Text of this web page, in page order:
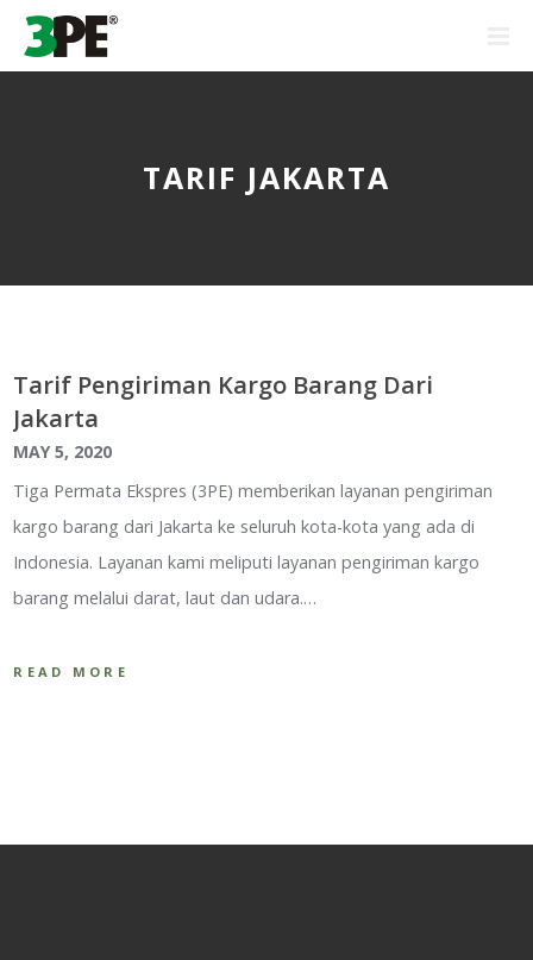
TARIF JAKARTA
Tarif Pengiriman Kargo Barang Dari
Jakarta
MAY 5, 2020
Tiga Permata Ekspres (3PE) memberikan layanan pengiriman
kargo barang dari Jakarta ke seluruh kota-kota yang ada di
Indonesia. Layanan kami meliputi layanan pengiriman kargo
barang melalui darat, laut dan udara.…
READ MORE